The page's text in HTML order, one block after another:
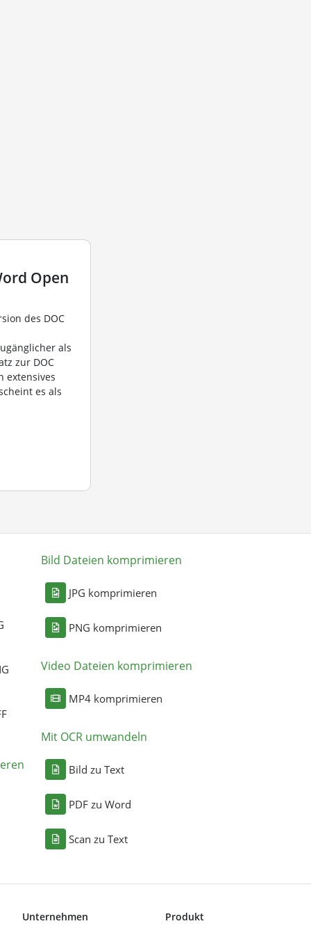
Open
des DOC
als
zur DOC
extensives
es als
Bild Dateien komprimieren
JPG komprimieren
PNG komprimieren
Video Dateien komprimieren
MP4 komprimieren
Mit OCR umwandeln
Bild zu Text
PDF zu Word
Scan zu Text
Unternehmen Produkt